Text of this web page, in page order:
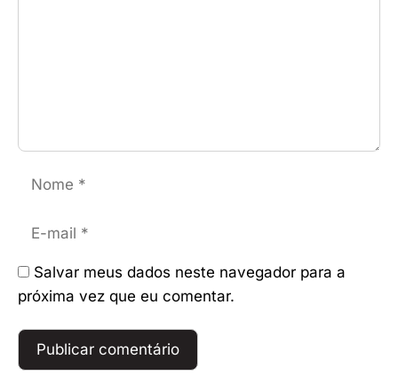
Nome
E-
mail
Salvar meus dados neste navegador para a
próxima vez que eu comentar.